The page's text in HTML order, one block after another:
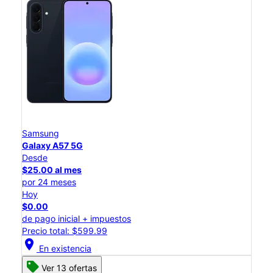
Samsung
Galaxy A57 5G
Desde
$25.00 al mes
por 24 meses
Hoy
$0.00
de pago inicial + impuestos
Precio total: $599.99
location_on En existencia
Ver 13 ofertas